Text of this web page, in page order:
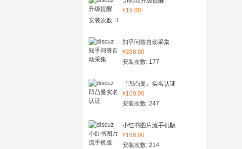
¥19.00
安装次数: 3
知乎问答自动采集
¥288.00
安装次数: 177
『凹凸曼』实名认证
¥109.00
安装次数: 247
小红书图片流手机版
¥168.00
安装次数: 214